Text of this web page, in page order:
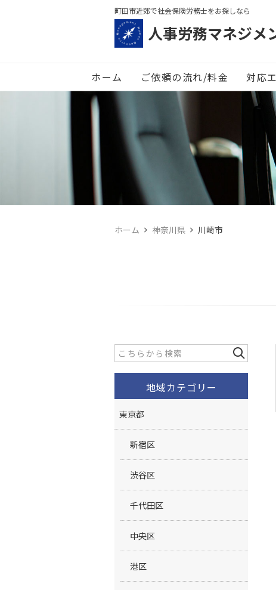
町田市近郊で社会保険労務士をお探しなら
人事労務マネジメ
ホーム ご依頼の流れ/料金 対応
ホーム 神奈川県 川崎市
地域カテゴリー
東京都
新宿区
渋谷区
千代田区
中央区
港区